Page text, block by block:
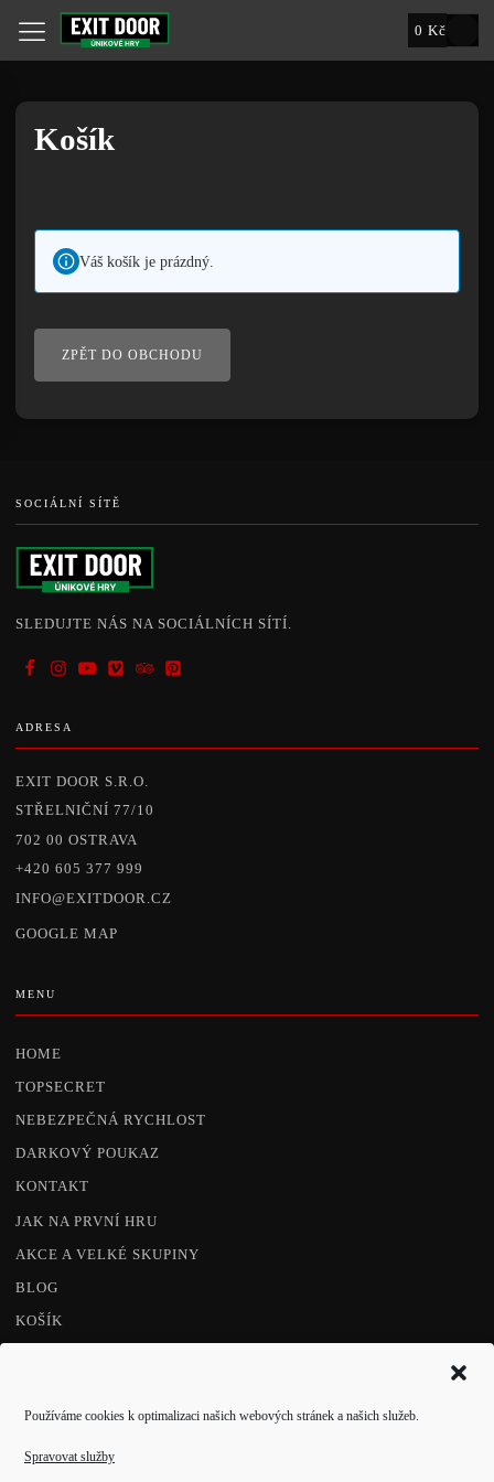
Používáme cookies k optimalizaci našich webových stránek a našich služeb.
Spravovat služby
0Kč
Košík
Váš košík je prázdný.
ZPĚT DO OBCHODU
SOCIÁLNÍ SÍTĚ
SLEDUJTE NÁS NA SOCIÁLNÍCH SÍTÍ.
ADRESA
EXIT DOOR S.R.O.
STŘELNIČNÍ 77/10
702 00 OSTRAVA
+420 605 377 999
INFO@EXITDOOR.CZ
GOOGLE MAP
MENU
HOME
TOPSECRET
NEBEZPEČNÁ RYCHLOST
DARKOVÝ POUKAZ
KONTAKT
JAK NA PRVNÍ HRU
AKCE A VELKÉ SKUPINY
BLOG
KOŠÍK